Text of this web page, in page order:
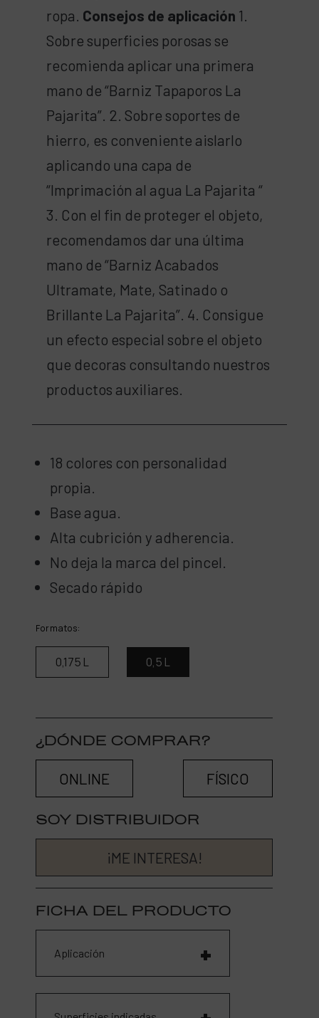
ropa. Consejos de aplicación 1.
Sobre superficies porosas se
recomienda aplicar una primera
mano de “Barniz Tapaporos La
Pajarita”. 2. Sobre soportes de
hierro, es conveniente aislarlo
aplicando una capa de
“Imprimación al agua La Pajarita “
3. Con el fin de proteger el objeto,
recomendamos dar una última
mano de “Barniz Acabados
Ultramate, Mate, Satinado o
Brillante La Pajarita”. 4. Consigue
un efecto especial sobre el objeto
que decoras consultando nuestros
productos auxiliares.
18 colores con personalidad
propia.
Base agua.
Alta cubrición y adherencia.
No deja la marca del pincel.
Secado rápido
Formatos:
0,175 L 0,5 L
¿DÓNDE COMPRAR?
ONLINE FÍSICO
SOY DISTRIBUIDOR
¡ME INTERESA!
FICHA DEL PRODUCTO
Aplicación